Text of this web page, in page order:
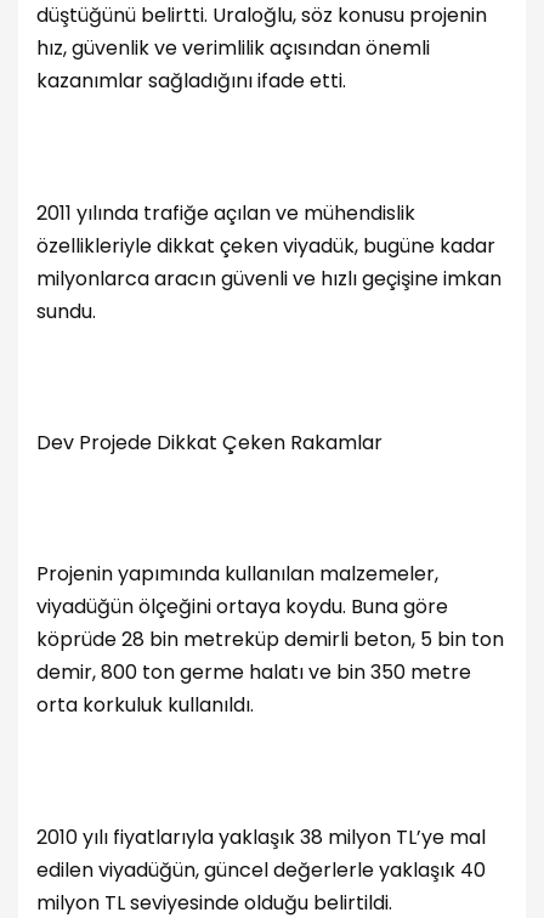
düştüğünü belirtti. Uraloğlu, söz konusu projenin
hız, güvenlik ve verimlilik açısından önemli
kazanımlar sağladığını ifade etti.
2011 yılında trafiğe açılan ve mühendislik
özellikleriyle dikkat çeken viyadük, bugüne kadar
milyonlarca aracın güvenli ve hızlı geçişine imkan
sundu.
Dev Projede Dikkat Çeken Rakamlar
Projenin yapımında kullanılan malzemeler,
viyadüğün ölçeğini ortaya koydu. Buna göre
köprüde 28 bin metreküp demirli beton, 5 bin ton
demir, 800 ton germe halatı ve bin 350 metre
orta korkuluk kullanıldı.
2010 yılı fiyatlarıyla yaklaşık 38 milyon TL’ye mal
edilen viyadüğün, güncel değerlerle yaklaşık 40
milyon TL seviyesinde olduğu belirtildi.